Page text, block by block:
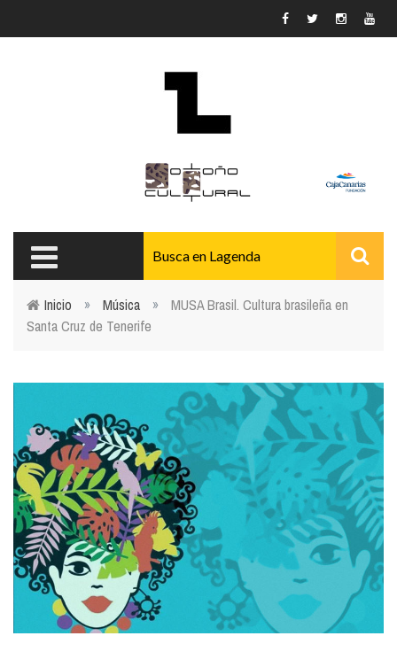
Usted está aquí
Inicio » Música »
MUSA Brasil. Cultura brasileña en
Santa Cruz de Tenerife